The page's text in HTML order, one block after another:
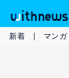
新着 マンガ